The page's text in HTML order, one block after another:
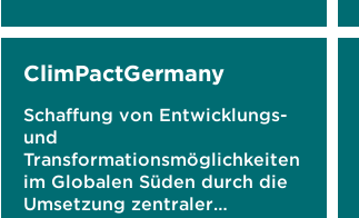
ClimPactGermany
Schaffung von Entwicklungs-
und
Transformationsmöglichkeiten
im Globalen Süden durch die
Umsetzung zentraler